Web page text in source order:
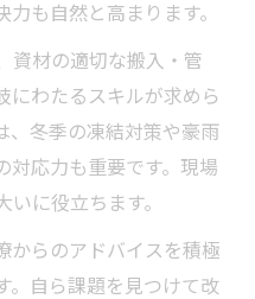
も自然と高まります。
資材の適切な搬入・管
にわたるスキルが求めら
、冬季の凍結対策や豪雨
対応力も重要です。現場
に役立ちます。
からのアドバイスを積極
。自ら課題を見つけて改